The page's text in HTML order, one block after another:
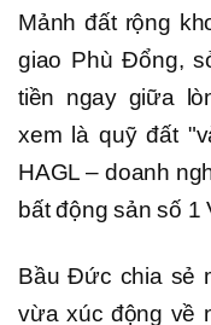
Mảnh đất rộng
giao Phù Đổng,
tiền ngay giữa
xem là quỹ đất
HAGL – doanh
bất động sản số 1
Bầu Đức chia sẻ
vừa xúc động về